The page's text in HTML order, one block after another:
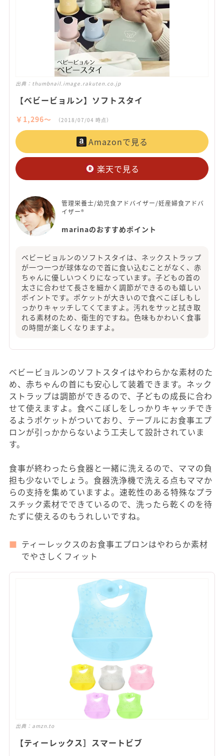
出典： thumbnail.image.rakuten.co.jp
【ベビービョルン】ソフトスタイ
￥1,296〜 （2018/07/04 時点）
Amazonで見る
楽天で見る
管理栄養士/幼児食アドバイザー/妊産婦食アドバ
イザー®
marinaのおすすめポイント
ベビービョルンのソフトスタイは、ネックストラップ
が一つ一つが球体なので首に食い込むことがなく、赤
ちゃんに優しいつくりになっています。子どもの首の
太さに合わせて長さを細かく調節ができるのも嬉しい
ポイントです。ポケットが大きいので食べこぼしもし
っかりキャッチしてくてますよ。汚れをサッと拭き取
れる素材のため、衛生的ですね。色味もかわいく食事
の時間が楽しくなりますよ。
ベビービョルンのソフトスタイはやわらかな素材のた
め、赤ちゃんの首にも安心して装着できます。ネック
ストラップは調節ができるので、子どもの成長に合わ
せて使えますよ。食べこぼしをしっかりキャッチでき
るようポケットがついており、テーブルにお食事エプ
ロンが引っかからないよう工夫して設計されていま
す。
食事が終わったら食器と一緒に洗えるので、ママの負
担も少ないでしょう。食器洗浄機で洗える点もママか
らの支持を集めていますよ。速乾性のある特殊なプラ
スチック素材でできているので、洗ったら乾くのを待
たずに使えるのもうれしいですね。
ティーレックスのお食事エプロンはやわらか素材
でやさしくフィット
出典： amzn.to
【ティーレックス］スマートビブ